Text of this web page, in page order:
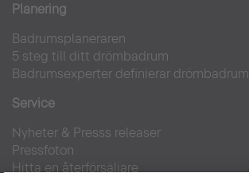
Planering
Badrumsplaneraren
5 steg till ditt drömbadrum
Badrumsexperter definierar drömbadrum
Service
Nyheter & Presss releaser
Pressfoton
Hitta en återförsäljare